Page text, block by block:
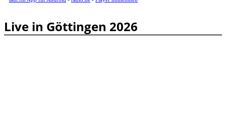
Live in Göttingen 2026